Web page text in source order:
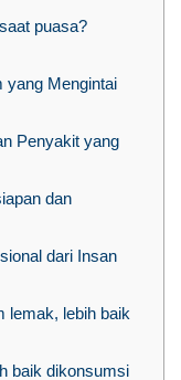
puasa?
yang Mengintai
Penyakit yang
dan
dari Insan
lemak, lebih baik
baik dikonsumsi